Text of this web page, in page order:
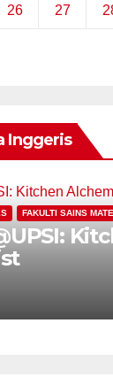
26 27
Inggeris
FAKULTI SAINS